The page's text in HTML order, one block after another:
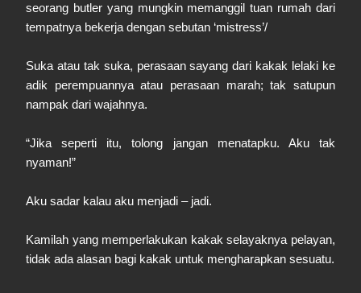
seorang butler yang mungkin memanggil tuan rumah dari
tempatnya bekerja dengan sebutan ‘mistress’/
Suka atau tak suka, perasaan sayang dari kakak lelaki ke
adik perempuannya atau perasaan marah; tak satupun
nampak dari wajahnya.
“Jika seperti itu, tolong jangan menatapku. Aku tak
nyaman!”
Aku sadar kalau aku menjadi – jadi.
Kamilah yang memperlakukan kakak selayaknya pelayan,
tidak ada alasan bagi kakak untuk mengharapkan sesuatu.